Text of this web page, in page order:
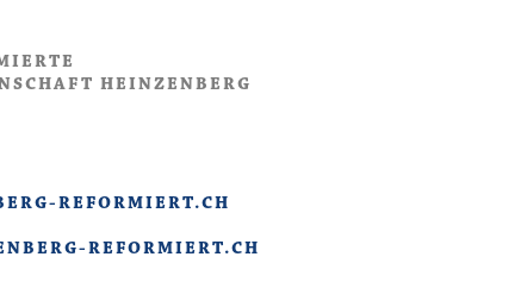
HEINZENBERG
REFORMIERT.CH
REFORMIERT.CH